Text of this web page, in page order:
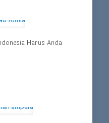
Harus Anda